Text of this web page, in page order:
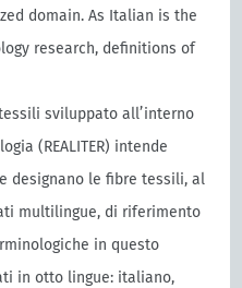
domain. As Italian is the
research, definitions of
sviluppato all’interno
(REALITER) intende
designano le fibre tessili, al
multilingue, di riferimento
in questo
in otto lingue: italiano,